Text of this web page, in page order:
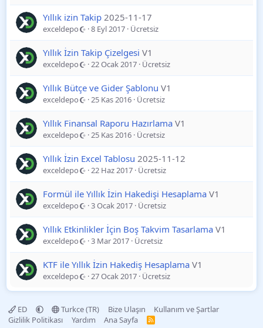
Yıllık izin Takip 2025-11-17
exceldepo 8 Eyl 2017 Ücretsiz
Yıllık İzin Takip Çizelgesi V1
exceldepo 22 Ocak 2017 Ücretsiz
Yıllık Bütçe ve Gider Şablonu V1
exceldepo 25 Kas 2016 Ücretsiz
Yıllık Finansal Raporu Hazırlama V1
exceldepo 25 Kas 2016 Ücretsiz
Yıllık İzin Excel Tablosu 2025-11-12
exceldepo 22 Haz 2017 Ücretsiz
Formül ile Yıllık İzin Hakedişi Hesaplama V1
exceldepo 3 Ocak 2017 Ücretsiz
Yıllık Etkinlikler İçin Boş Takvim Tasarlama V1
exceldepo 3 Mar 2017 Ücretsiz
KTF ile Yıllık İzin Hakediş Hesaplama V1
exceldepo 27 Ocak 2017 Ücretsiz
ED Turkce (TR) Bize Ulaşın
Kullanım ve Şartlar
Gizlilik Politikası
Yardım Ana Sayfa
R